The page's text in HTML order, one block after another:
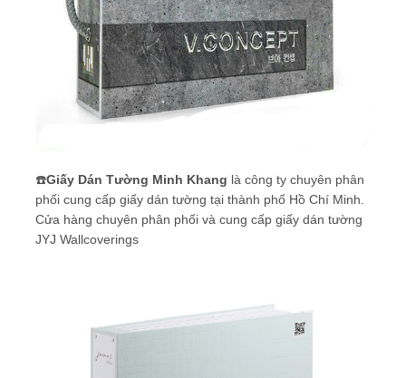
☎️Giấy Dán Tường Minh Khang là công ty chuyên phân
phối cung cấp giấy dán tường tại thành phố Hồ Chí Minh.
Cửa hàng chuyên phân phối và cung cấp giấy dán tường
JYJ Wallcoverings